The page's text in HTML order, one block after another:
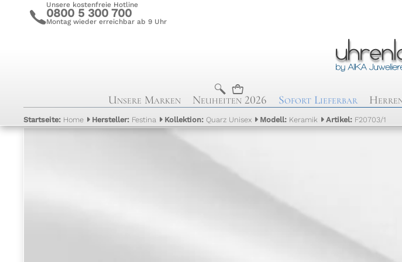
c
Unsere kostenfreie Hotline
0800 5 300 700
Montag wieder erreichbar ab 9 Uhr
b n
Unsere Marken Neuheiten 2026 Sofort Lieferbar
Startseite: Home Hersteller: Festina Kollektion: Quarz Unisex Modell: Keramik Artikel: F20703/1